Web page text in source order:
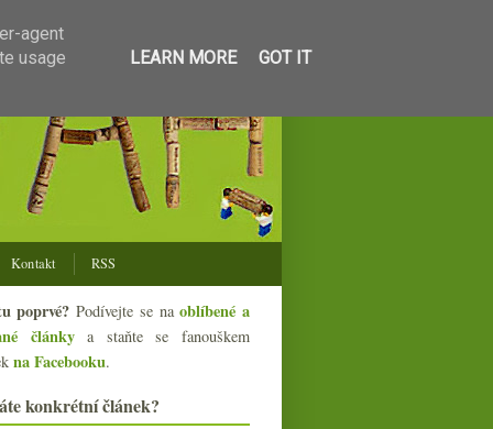
Kontakt RSS
poprvé? Podívejte se naoblíbené a
článkya staňte se fanouškem
na Facebooku.
konkrétní článek?
agent
usage
LEARN MORE GOT IT